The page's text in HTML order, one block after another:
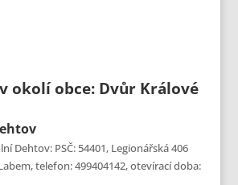
okolí obce: Dvůr Králové
Dehtov: PSČ: 54401, Legionářská 406
telefon: 499404142, otevírací doba: